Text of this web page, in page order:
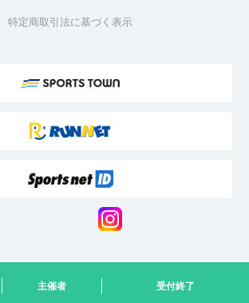
主催者 受付終了
特定商取引法に基づく表示